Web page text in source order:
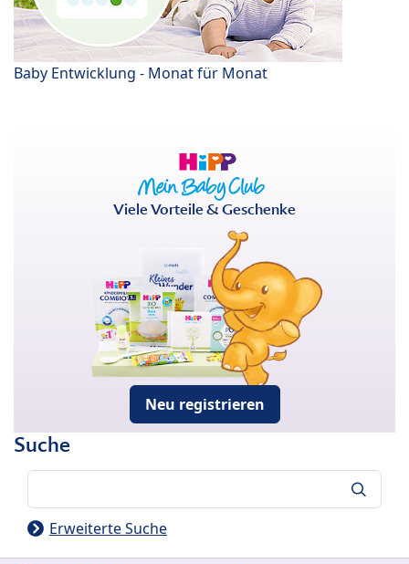
Baby Entwicklung - Monat für Monat
Viele Vorteile & Geschenke
Neu registrieren
Suche
Erweiterte Suche